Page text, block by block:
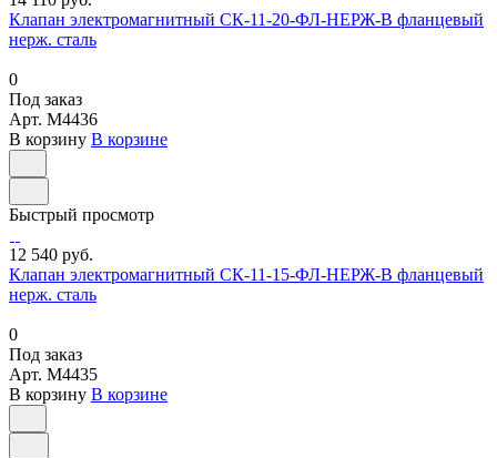
Клапан электромагнитный СК-11-20-ФЛ-НЕРЖ-В фланцевый
нерж. сталь
0
Под заказ
Арт. M4436
В корзину В корзине
Быстрый просмотр
12 540 руб.
Клапан электромагнитный СК-11-15-ФЛ-НЕРЖ-В фланцевый
нерж. сталь
0
Под заказ
Арт. M4435
В корзину В корзине